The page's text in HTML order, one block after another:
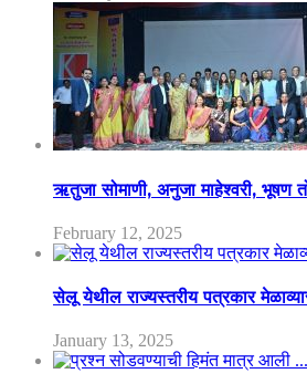
ऋतुजा सोमाणी, अनुजा माहेश्वरी,
February 12, 2025
सेलू येथील राज्यस्तरीय पत्रकार
January 13, 2025